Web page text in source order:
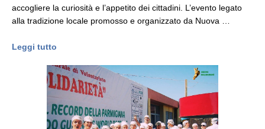
accogliere la curiosità e l’appetito dei cittadini. L’evento legato
alla tradizione locale promosso e organizzato da Nuova …
Leggi tutto